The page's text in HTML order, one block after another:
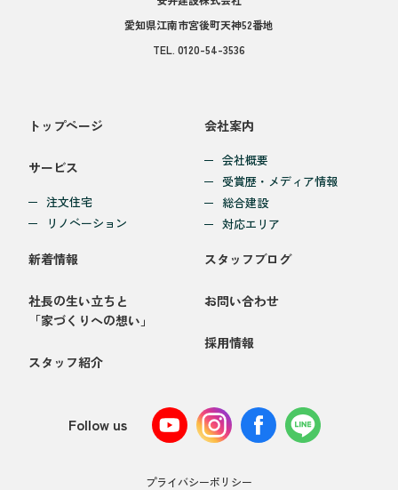
愛知県江南市宮後町天神52番地
TEL. 0120-54-3536
トップページ
サービス
注文住宅
リノベーション
会社案内
会社概要
受賞歴・メディア情報
総合建設
対応エリア
新着情報
社長の生い立ちと
「家づくりへの想い」
スタッフ紹介
スタッフブログ
お問い合わせ
採用情報
Follow us
プライバシーポリシー